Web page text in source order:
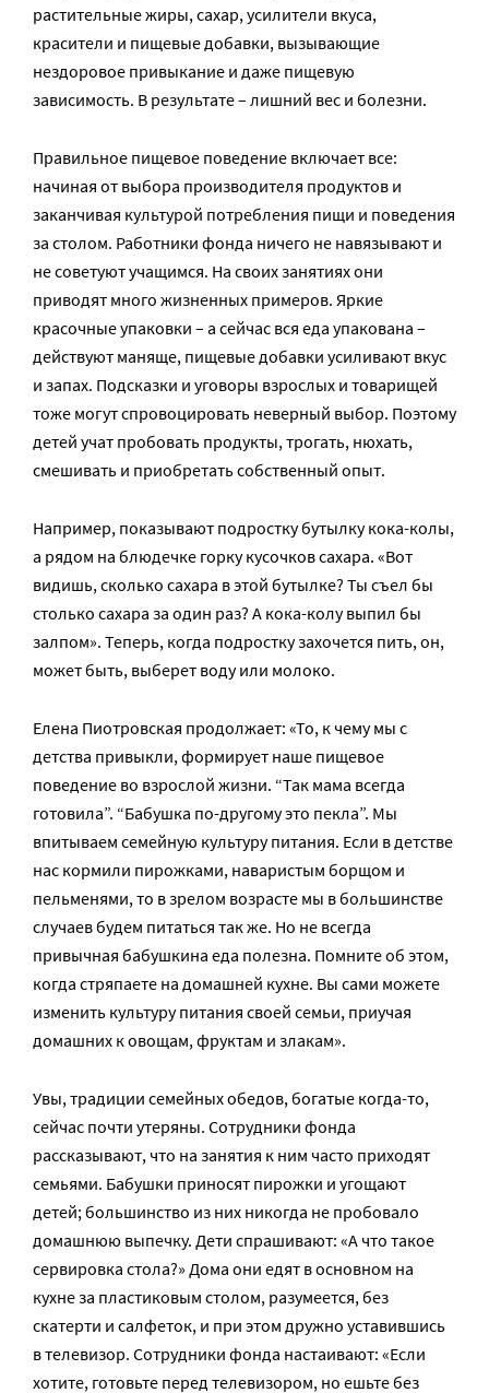
растительные жиры, сахар, усилители вкуса,
красители и пищевые добавки, вызывающие
нездоровое привыкание и даже пищевую
зависимость. В результате – лишний вес и болезни.
Правильное пищевое поведение включает все:
начиная от выбора производителя продуктов и
заканчивая культурой потребления пищи и поведения
за столом. Работники фонда ничего не навязывают и
не советуют учащимся. На своих занятиях они
приводят много жизненных примеров. Яркие
красочные упаковки – а сейчас вся еда упакована –
действуют маняще, пищевые добавки усиливают вкус
и запах. Подсказки и уговоры взрослых и товарищей
тоже могут спровоцировать неверный выбор. Поэтому
детей учат пробовать продукты, трогать, нюхать,
смешивать и приобретать собственный опыт.
Например, показывают подростку бутылку кока-колы,
а рядом на блюдечке горку кусочков сахара. «Вот
видишь, сколько сахара в этой бутылке? Ты съел бы
столько сахара за один раз? А кока-колу выпил бы
залпом». Теперь, когда подростку захочется пить, он,
может быть, выберет воду или молоко.
Елена Пиотровская продолжает: «То, к чему мы с
детства привыкли, формирует наше пищевое
поведение во взрослой жизни. “Так мама всегда
готовила”. “Бабушка по-другому это пекла”. Мы
впитываем семейную культуру питания. Если в детстве
нас кормили пирожками, наваристым борщом и
пельменями, то в зрелом возрасте мы в большинстве
случаев будем питаться так же. Но не всегда
привычная бабушкина еда полезна. Помните об этом,
когда стряпаете на домашней кухне. Вы сами можете
изменить культуру питания своей семьи, приучая
домашних к овощам, фруктам и злакам».
Увы, традиции семейных обедов, богатые когда-то,
сейчас почти утеряны. Сотрудники фонда
рассказывают, что на занятия к ним часто приходят
семьями. Бабушки приносят пирожки и угощают
детей; большинство из них никогда не пробовало
домашнюю выпечку. Дети спрашивают: «А что такое
сервировка стола?» Дома они едят в основном на
кухне за пластиковым столом, разумеется, без
скатерти и салфеток, и при этом дружно уставившись
в телевизор. Сотрудники фонда настаивают: «Если
хотите, готовьте перед телевизором, но ешьте без